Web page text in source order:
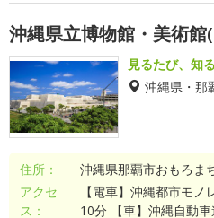
沖縄県立博物館・美術館
見るたび、知
沖縄県・那
住所：
沖縄県那覇市おもろま
アクセ
ス：
【電車】沖縄都市モ
10分 【車】沖縄自動